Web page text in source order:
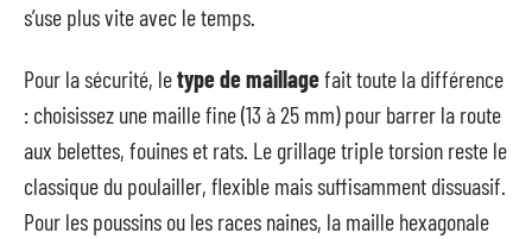
s’use plus vite avec le temps.
Pour la sécurité, letype de maillagefait toute la différence
: choisissez une maille fine (13 à 25 mm) pour barrer la route
aux belettes, fouines et rats. Le grillage triple torsion reste le
classique du poulailler, flexible mais suffisamment dissuasif.
Pour les poussins ou les races naines, la maille hexagonale